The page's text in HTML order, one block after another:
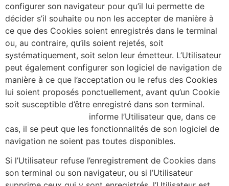
configurer son navigateur pour qu’il lui permette de
décider s’il souhaite ou non les accepter de manière à
ce que des Cookies soient enregistrés dans le terminal
ou, au contraire, qu’ils soient rejetés, soit
systématiquement, soit selon leur émetteur. L’Utilisateur
peut également configurer son logiciel de navigation de
manière à ce que l’acceptation ou le refus des Cookies
lui soient proposés ponctuellement, avant qu’un Cookie
soit susceptible d’être enregistré dans son terminal.
informe l’Utilisateur que, dans ce
cas, il se peut que les fonctionnalités de son logiciel de
navigation ne soient pas toutes disponibles.
Si l’Utilisateur refuse l’enregistrement de Cookies dans
son terminal ou son navigateur, ou si l’Utilisateur